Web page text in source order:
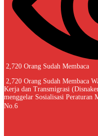
2,720 Orang Sudah Membaca
2,720 Orang Sudah Membaca
Kerja dan Transmigrasi
menggelar Sosialisasi Peraturan
No.6